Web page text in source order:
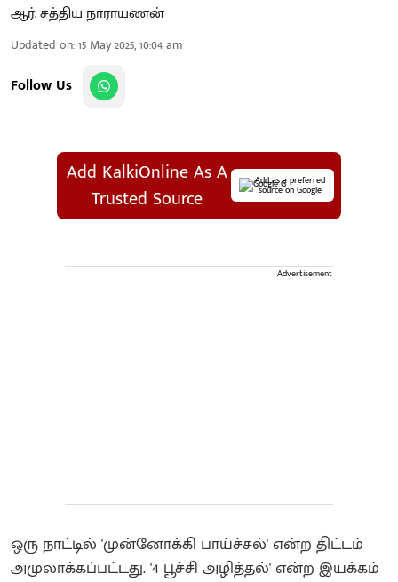
ஆர். சத்திய நாராயணன்
Updated on:15 May 2025, 10:04 am
Follow Us
Add KalkiOnline As A
Trusted Source
Add as a preferred
source on Google
Advertisement
ஒரு நாட்டில் 'முன்னோக்கி பாய்ச்சல்' என்ற திட்டம்
அமுலாக்கப்பட்டது. '4 பூச்சி அழித்தல்' என்ற இயக்கம்